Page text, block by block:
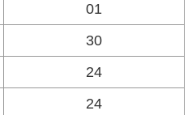
01
30
24
24